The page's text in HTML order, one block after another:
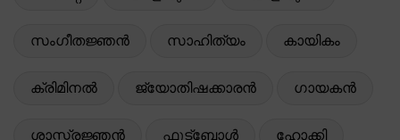
സംഗീതജ്ഞൻ സാഹിത്യം കായികം
ക്രിമിനൽ ജ്യോതിഷക്കാരൻ ഗായകൻ
ശാസ്ത്രജ്ഞൻ ഫുട്ബോൾ ഹോക്കി